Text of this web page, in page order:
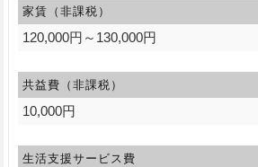
家賃（非課税）
120,000円～130,000円
共益費（非課税）
10,000円
生活支援サービス費